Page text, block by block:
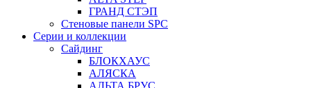
ГРАНД СТЭП
Стеновые панели SPC
Серии и коллекции
Сайдинг
БЛОКХАУС
АЛЯСКА
АЛЬТА БРУС